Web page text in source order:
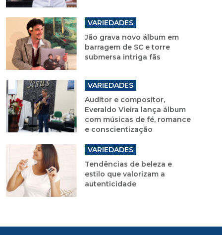
VARIEDADES
Jão grava novo álbum em
barragem de SC e torre
submersa intriga fãs
VARIEDADES
Auditor e compositor,
Everaldo Vieira lança álbum
com músicas de fé, romance
e conscientização
VARIEDADES
Tendências de beleza e
estilo que valorizam a
autenticidade